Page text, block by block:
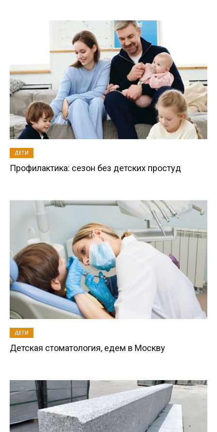
ДЕТИ
Профилактика: сезон без детских простуд
ДЕТИ
Детская стоматология, едем в Москву